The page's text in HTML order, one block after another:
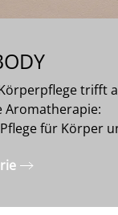
trifft
Aromatherapie:
für Körper